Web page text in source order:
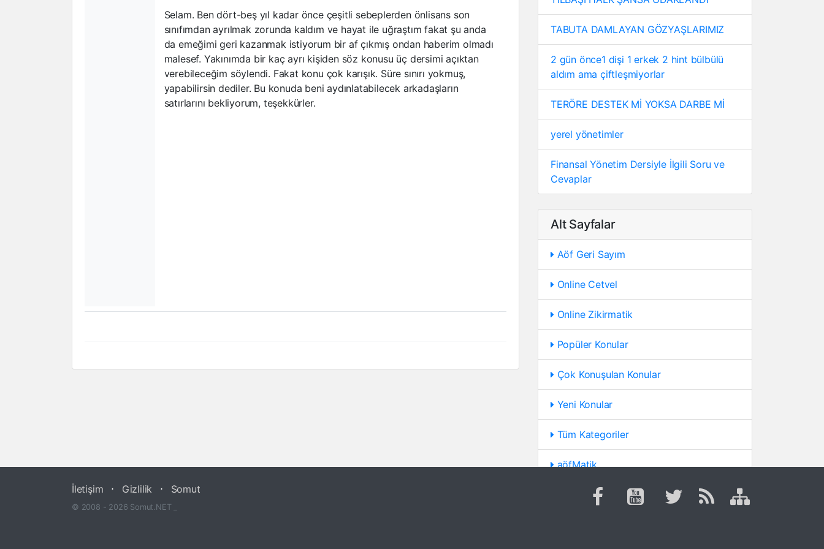
Selam. Ben dört-beş yıl kadar önce çeşitli sebeplerden önlisans son
sınıfımdan ayrılmak zorunda kaldım ve hayat ile uğraştım fakat şu anda
da emeğimi geri kazanmak istiyorum bir af çıkmış ondan haberim olmadı
malesef. Yakınımda bir kaç ayrı kişiden söz konusu üç dersimi açıktan
verebileceğim söylendi. Fakat konu çok karışık. Süre sınırı yokmuş,
yapabilirsin dediler. Bu konuda beni aydınlatabilecek arkadaşların
satırlarını bekliyorum, teşekkürler.
TABUTA DAMLAYAN GÖZYAŞLARIMIZ
2 gün önce1 dişi 1 erkek 2 hint bülbülü
aldım ama çiftleşmiyorlar
TERÖRE DESTEK Mİ YOKSA DARBE Mİ
yerel yönetimler
Finansal Yönetim Dersiyle İlgili Soru ve
Cevaplar
Alt Sayfalar
Aöf Geri Sayım
Online Cetvel
Online Zikirmatik
Popüler Konular
Çok Konuşulan Konular
Yeni Konular
Tüm Kategoriler
aöfMatik
İletişim ⋅ Gizlilik ⋅ Somut
© 2008 - 2026 Somut.NET _